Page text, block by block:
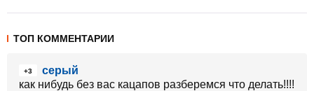
ТОП КОММЕНТАРИИ
+3
серый
как нибудь без вас кацапов разберемся что делать!!!!